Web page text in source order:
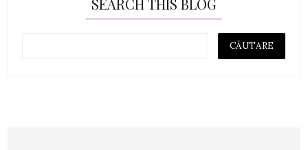
SEARCH THIS BLOG